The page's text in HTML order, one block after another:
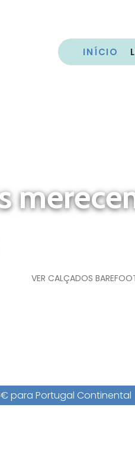
INÍCIO
VER CALÇADOS
para Portugal Continental